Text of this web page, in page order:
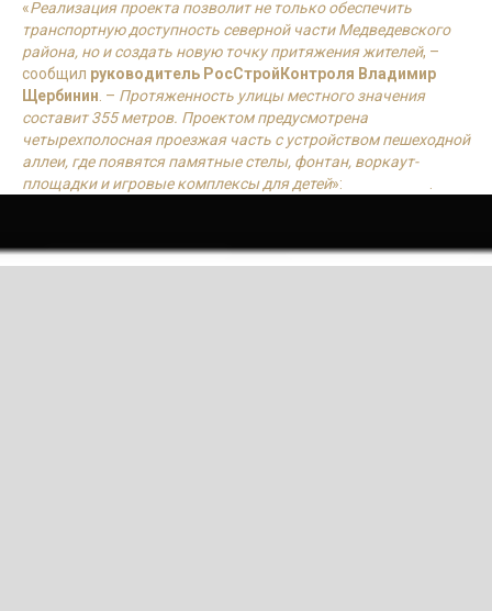
«Реализация проекта позволит не только обеспечить
транспортную доступность северной части Медведевского
района, но и создать новую точку притяжения жителей, –
сообщил руководитель РосСтройКонтроля Владимир
Щербинин . – Протяженность улицы местного значения
составит 355 метров. Проектом предусмотрена
четырехполосная проезжая часть с устройством пешеходной
аллеи, где появятся памятные стелы, фонтан, воркаут-
площадки и игровые комплексы для детей»: